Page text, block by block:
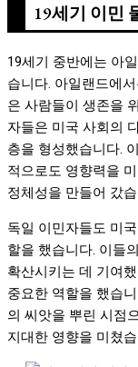
19세기 이민
19세기 중반에는 아
습니다. 아일랜드에
은 사람들이 생존을
자들은 미국 사회의
층을 형성했습니다.
적으로도 영향력을
정체성을 만들어 갔
독일 이민자들도 미
할을 했습니다. 이들
확산시키는 데 기여
중요한 역할을 했습
의 씨앗을 뿌린 시점
지대한 영향을 미쳤